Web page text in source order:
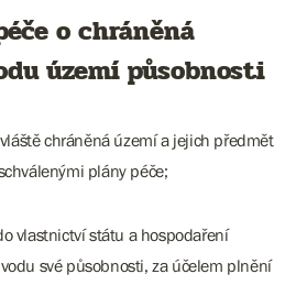
o chráněná
území působnosti
chráněná území a jejich předmět
plány péče;
vlastnictví státu a hospodaření
své působnosti, za účelem plnění